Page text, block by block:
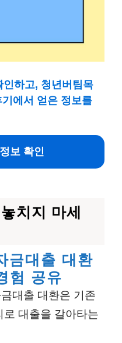
하고, 청년버팀목
에서 얻은 정보를
보 확인
치지 마세
금대출 대환
험 공유
대출 대환은 기존
대출을 갈아타는